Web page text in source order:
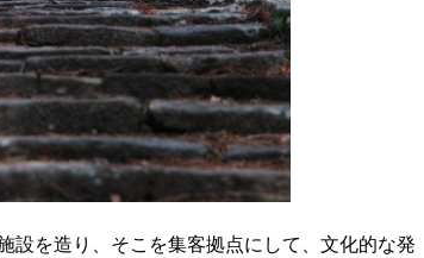
設を造り、そこを集客拠点にして、文化的な発